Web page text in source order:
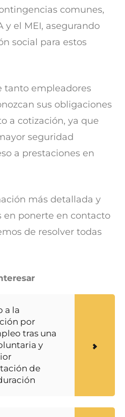
comunes,
y el MEI, asegurando
social para estos
tanto empleadores
sus obligaciones
a cotización, ya que
seguridad
a prestaciones en
más detallada y
en ponerte en contacto
de resolver todas
a la
por
tras una
y
de